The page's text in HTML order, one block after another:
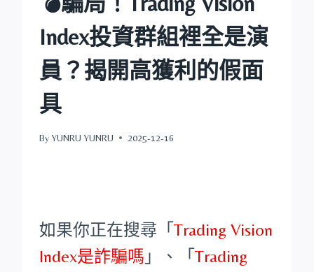
Index投資群組裡全是演
員？揭開高獲利的假面
具
By YUNRU YUNRU 2025-12-16
如果你正在搜尋「 Trading Vision
Index是詐騙嗎 」、「 Trading